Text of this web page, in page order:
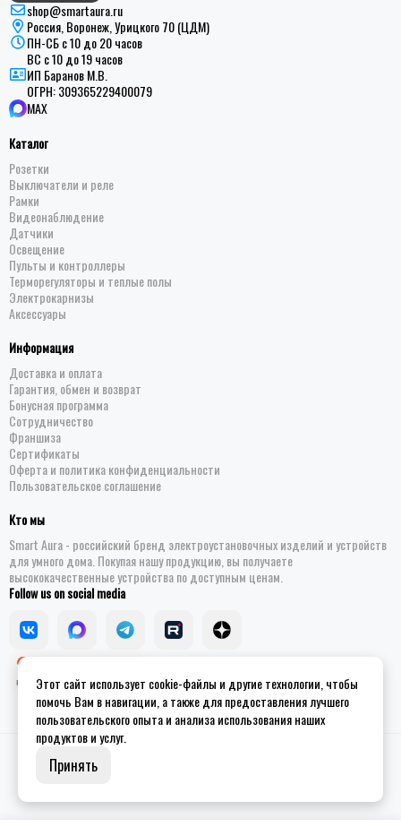
shop@smartaura.ru
Россия, Воронеж, Урицкого 70 (ЦДМ)
ПН-СБ с 10 до 20 часов
ВС с 10 до 19 часов
ИП Баранов М.В.
ОГРН:309365229400079
MAX
Каталог
Розетки
Выключатели и реле
Рамки
Видеонаблюдение
Датчики
Освещение
Пульты и контроллеры
Терморегуляторы и теплые полы
Электрокарнизы
Аксессуары
Информация
Доставка и оплата
Гарантия, обмен и возврат
Бонусная программа
Сотрудничество
Франшиза
Сертификаты
Оферта и политика конфиденциальности
Пользовательское соглашение
Кто мы
Smart Aura - российский бренд электроустановочных изделий и устройств
для умного дома. Покупая нашу продукцию, вы получаете
высококачественные устройства по доступным ценам.
Follow us on social media
2026 © Smart Aura - устройства для умного дома.
Этот сайт использует cookie-файлы и другие технологии, чтобы
помочь Вам в навигации, а также для предоставления лучшего
пользовательского опыта и анализа использования наших
продуктов и услуг.
Принять